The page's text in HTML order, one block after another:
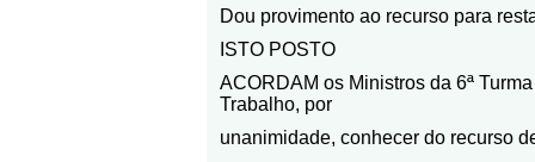
Dou provimento ao recurso para
ISTO POSTO
ACORDAM os Ministros da 6ª
Trabalho, por
unanimidade, conhecer do recurso